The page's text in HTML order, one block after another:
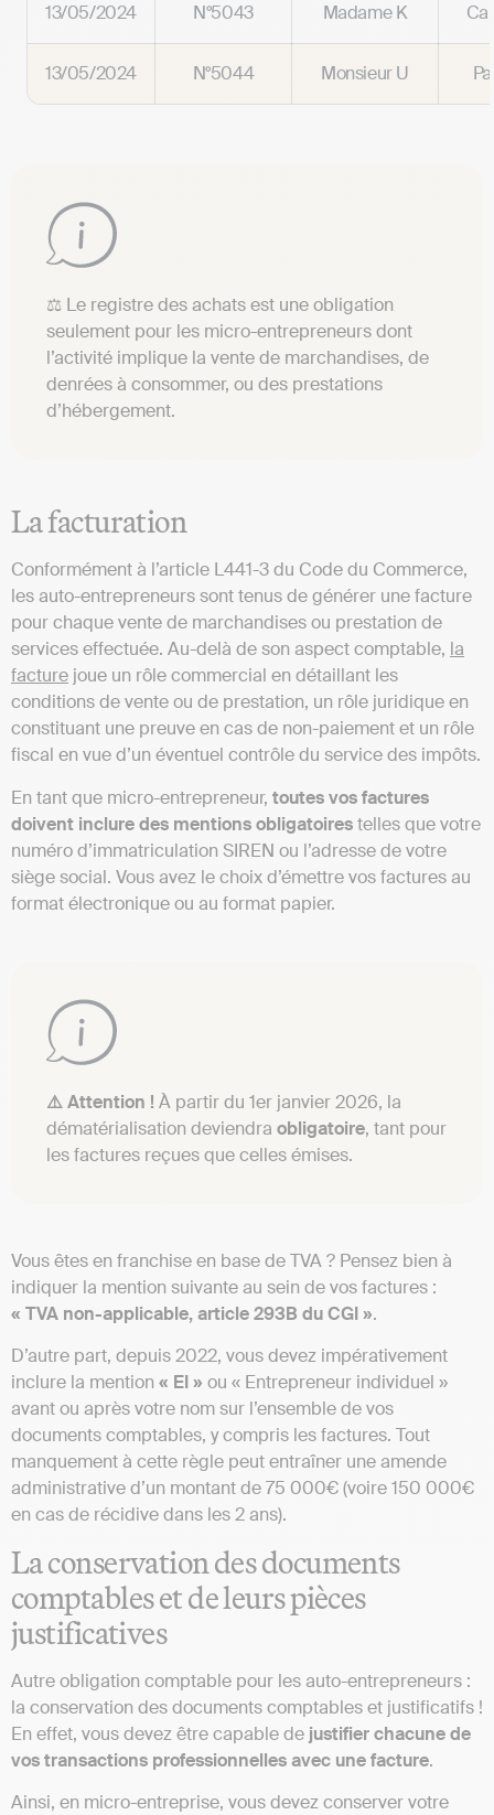
13/05/2024 N°5043 Madame K
13/05/2024 N°5044 Monsieur U
⚖️ Le registre des achats est une obligation
seulement pour les micro-entrepreneurs dont
l’activité implique la vente de marchandises, de
denrées à consommer, ou des prestations
d’hébergement.
La facturation
Conformément à l’article L441-3 du Code du Commerce,
les auto-entrepreneurs sont tenus de générer une facture
pour chaque vente de marchandises ou prestation de
services effectuée. Au-delà de son aspect comptable, la
facture joue un rôle commercial en détaillant les
conditions de vente ou de prestation, un rôle juridique en
constituant une preuve en cas de non-paiement et un rôle
fiscal en vue d’un éventuel contrôle du service des impôts.
En tant que micro-entrepreneur, toutes vos factures
doivent inclure des mentions obligatoirestelles que votre
numéro d’immatriculation SIREN ou l’adresse de votre
siège social. Vous avez le choix d’émettre vos factures au
format électronique ou au format papier.
⚠️ Attention ! À partir du 1er janvier 2026, la
dématérialisation deviendra obligatoire, tant pour
les factures reçues que celles émises.
Vous êtes en franchise en base de TVA ? Pensez bien à
indiquer la mention suivante au sein de vos factures :
« TVA non-applicable, article 293B du CGI ».
D’autre part, depuis 2022, vous devez impérativement
inclure la mention « EI » ou « Entrepreneur individuel »
avant ou après votre nom sur l’ensemble de vos
documents comptables, y compris les factures. Tout
manquement à cette règle peut entraîner une amende
administrative d’un montant de 75 000€ (voire 150 000€
en cas de récidive dans les 2 ans).
La conservation des documents
comptables et de leurs pièces
justificatives
Autre obligation comptable pour les auto-entrepreneurs :
la conservation des documents comptables et justificatifs !
En effet, vous devez être capable de justifier chacune de
vos transactions professionnelles avec une facture.
Ainsi, en micro-entreprise, vous devez conserver votre